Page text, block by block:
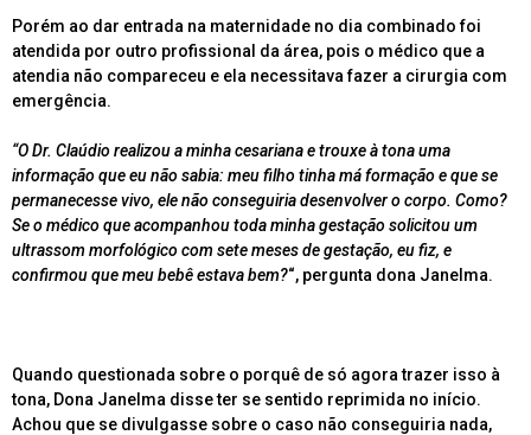
Porém ao dar entrada na maternidade no dia combinado foi
atendida por outro profissional da área, pois o médico que a
atendia não compareceu e ela necessitava fazer a cirurgia com
emergência.
“O Dr. Claúdio realizou a minha cesariana e trouxe à tona uma
informação que eu não sabia: meu filho tinha má formação e que se
permanecesse vivo, ele não conseguiria desenvolver o corpo. Como?
Se o médico que acompanhou toda minha gestação solicitou um
ultrassom morfológico com sete meses de gestação, eu fiz, e
confirmou que meu bebê estava bem?“, pergunta dona Janelma.
Quando questionada sobre o porquê de só agora trazer isso à
tona, Dona Janelma disse ter se sentido reprimida no início.
Achou que se divulgasse sobre o caso não conseguiria nada,